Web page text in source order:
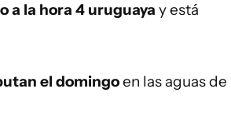
a la hora 4 uruguaya y está
el domingoen las aguas de